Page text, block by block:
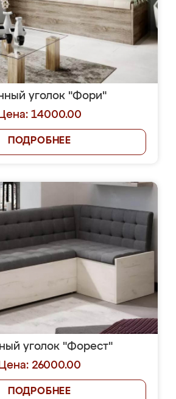
уголок "Фори"
Цена: 14000.00
ПОДРОБНЕЕ
уголок "Форест"
Цена: 26000.00
ПОДРОБНЕЕ